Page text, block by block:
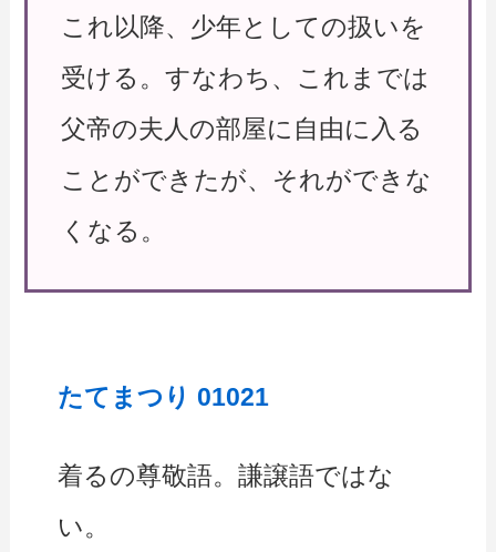
これ以降、少年としての扱いを
受ける。すなわち、これまでは
父帝の夫人の部屋に自由に入る
ことができたが、それができな
くなる。
たてまつり 01021
着るの尊敬語。謙譲語ではな
い。